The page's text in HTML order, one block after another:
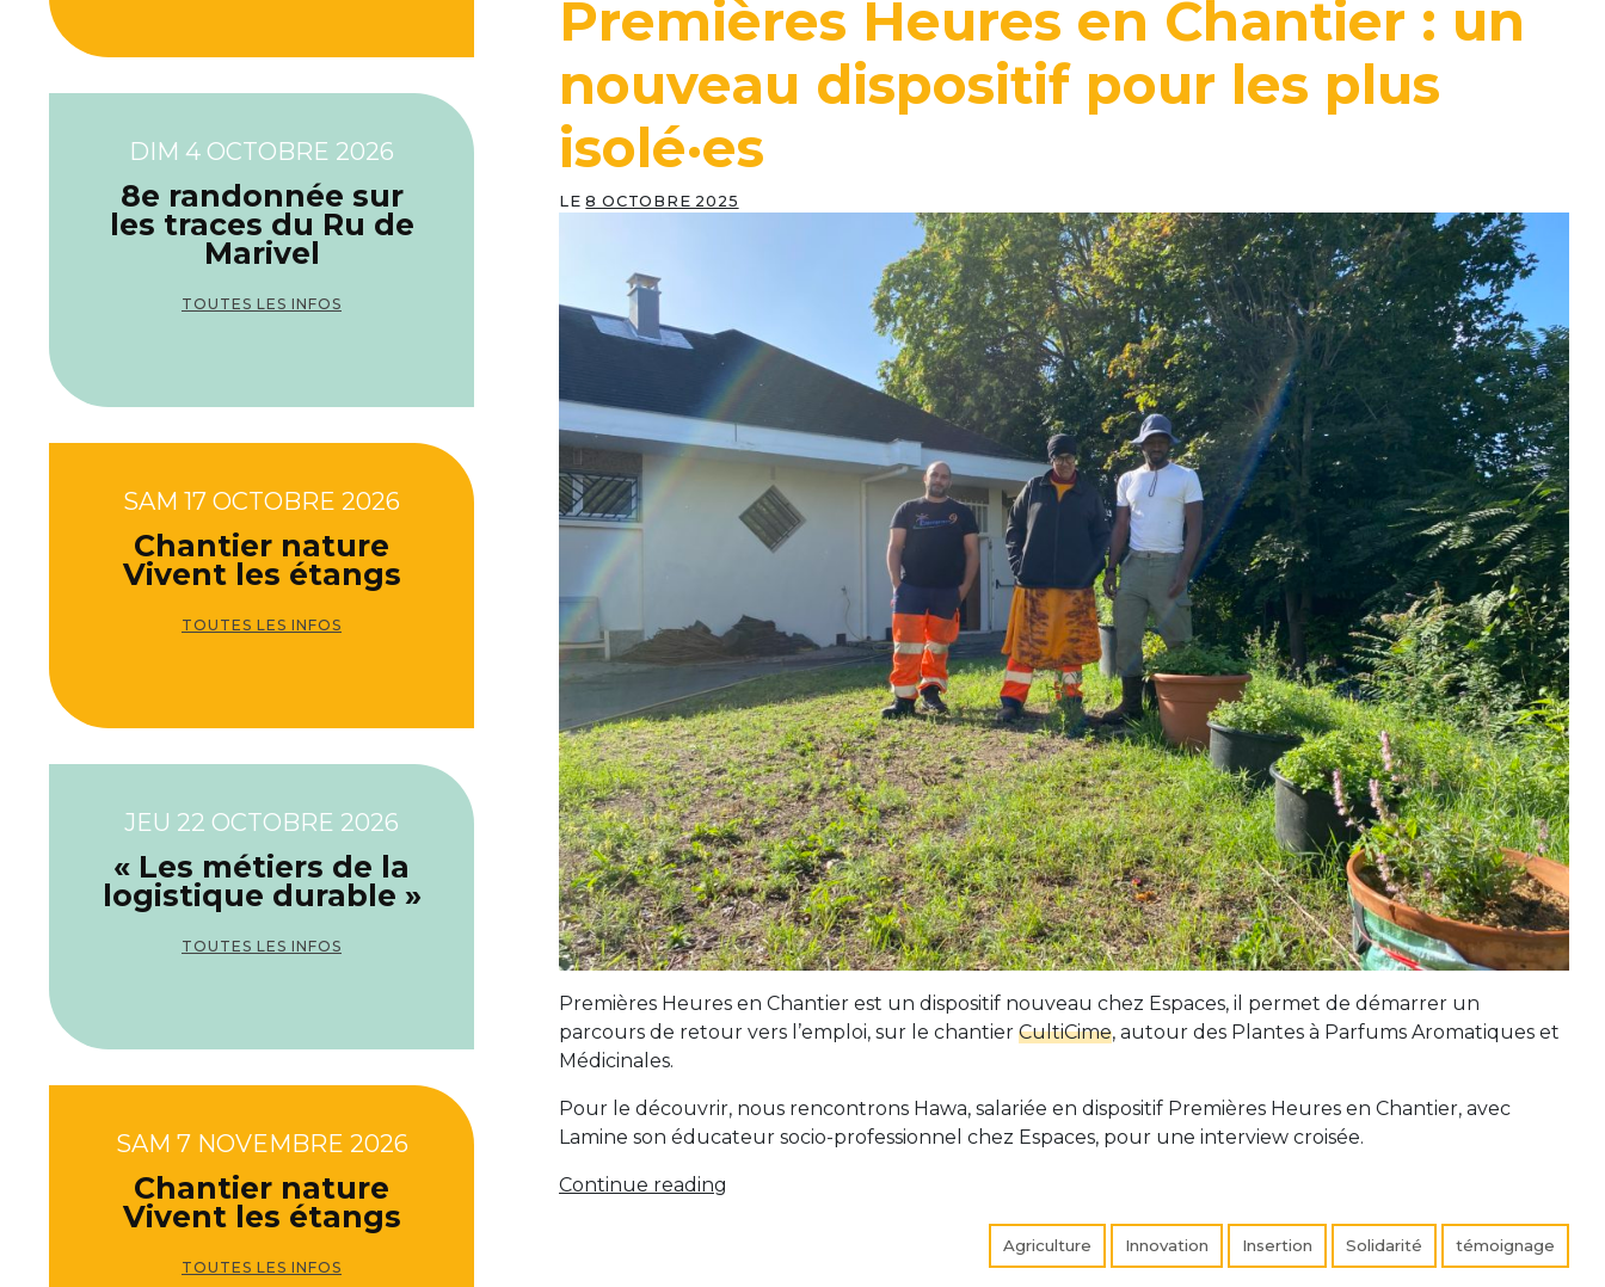
Premières Heures en Chantier : un
nouveau dispositif pour les plus
isolé·es
LE8 OCTOBRE 2025
Premières Heures en Chantier est un dispositif nouveau chez Espaces, il permet de démarrer un
parcours de retour vers l’emploi, sur le chantier CultiCime, autour des Plantes à Parfums Aromatiques et
Médicinales.
Pour le découvrir, nous rencontrons Hawa, salariée en dispositif Premières Heures en Chantier, avec
Lamine son éducateur socio-professionnel chez Espaces, pour une interview croisée.
Continue reading
Agriculture Innovation Insertion Solidarité témoignage
DIM 4 OCTOBRE 2026
8e randonnée sur
les traces du Ru de
Marivel
TOUTES LES INFOS
SAM 17 OCTOBRE 2026
Chantier nature
Vivent les étangs
TOUTES LES INFOS
JEU 22 OCTOBRE 2026
« Les métiers de la
logistique durable »
TOUTES LES INFOS
SAM 7 NOVEMBRE 2026
Chantier nature
Vivent les étangs
TOUTES LES INFOS